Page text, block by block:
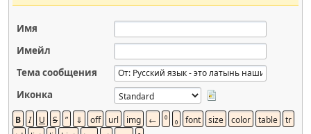
Имя
Имейл
Тема сообщения
Иконка